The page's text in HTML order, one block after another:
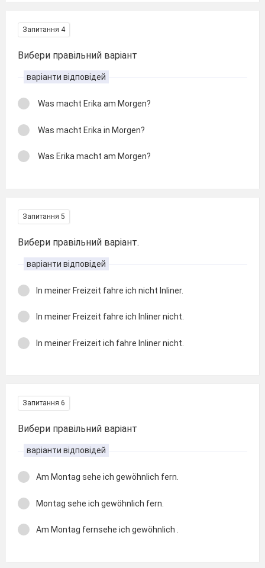
Запитання 4
Вибери правільний варіант
варіанти відповідей
Was macht Erika am Morgen?
Was macht Erika in Morgen?
Was Erika macht am Morgen?
Запитання 5
Вибери правільний варіант.
варіанти відповідей
In meiner Freizeit fahre ich nicht Inliner.
In meiner Freizeit fahre ich Inliner nicht.
In meiner Freizeit ich fahre Inliner nicht.
Запитання 6
Вибери правільний варіант
варіанти відповідей
Am Montag sehe ich gewöhnlich fern.
Montag sehe ich gewöhnlich fern.
Am Montag fernsehe ich gewöhnlich .